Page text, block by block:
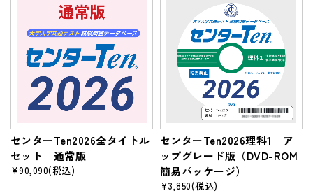
センターTen2026全タイトル
セット 通常版
¥90,090(税込)
センターTen2026理科1 ア
ップグレード版（DVD-ROM
簡易パッケージ）
¥3,850(税込)